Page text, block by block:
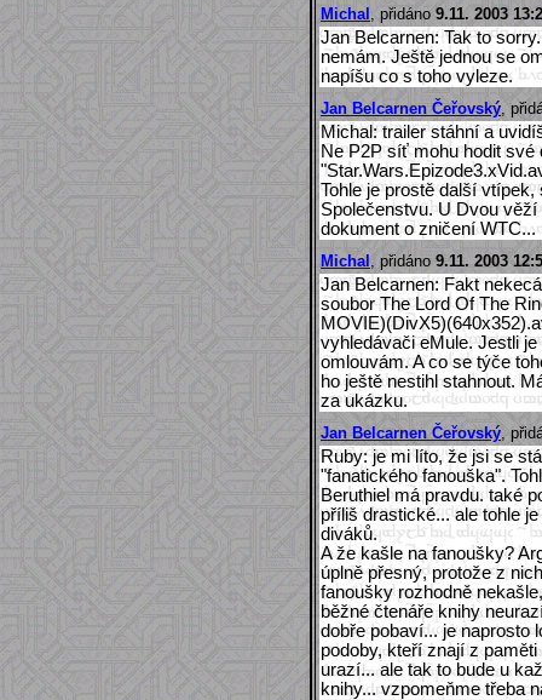
Michal , přidáno 9.11. 2003
Jan Belcarnen: Tak to
nemám. Ještě jednou se
napíšu co s toho vyleze.
Jan Belcarnen Čeřovský ,
Michal: trailer stáhní a
Ne P2P síť mohu hodit své
Tohle je prostě další
Společenstvu. U Dvou
dokument o zničení WTC...
Michal , přidáno 9.11. 2003
Jan Belcarnen: Fakt
soubor The Lord Of The
vyhledávači eMule. Jestli
omlouvám. A co se týče
ho ještě nestihl stahnout.
za ukázku.
Jan Belcarnen Čeřovský ,
Ruby: je mi líto, že jsi se
"fanatického fanouška".
Beruthiel má pravdu. také
příliš drastické... ale tohle
diváků.
A že kašle na fanoušky?
úplně přesný, protože z
fanoušky rozhodně
běžné čtenáře knihy
dobře pobaví... je naprosto
podoby, kteří znají z
urazí... ale tak to bude u
knihy... vzpomeňme třeba